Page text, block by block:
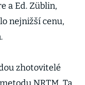
a Ed. Züblin,
nejnižší cenu,
zhotovitelé